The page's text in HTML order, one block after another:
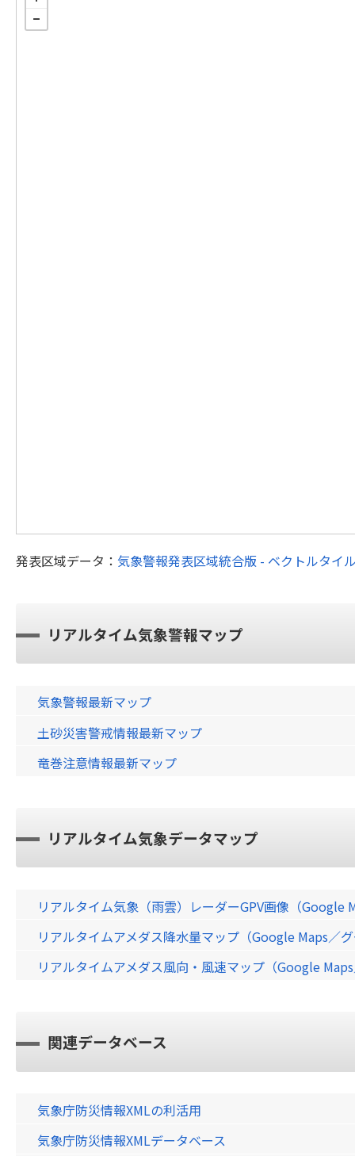
発表区域データ： 気象警報発表区域統合版 - ベクトルタイ
リアルタイム気象警報マップ
気象警報最新マップ
土砂災害警戒情報最新マップ
竜巻注意情報最新マップ
リアルタイム気象データマップ
リアルタイム気象（雨雲）レーダーGPV画像（Google
リアルタイムアメダス降水量マップ（Google Maps／
リアルタイムアメダス風向・風速マップ（Google
関連データベース
気象庁防災情報XMLの利活用
気象庁防災情報XMLデータベース